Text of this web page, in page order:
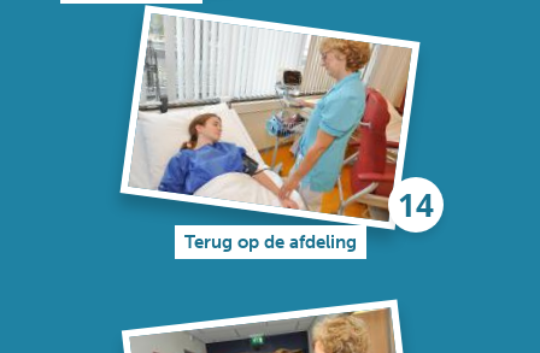
Terug op de afdeling